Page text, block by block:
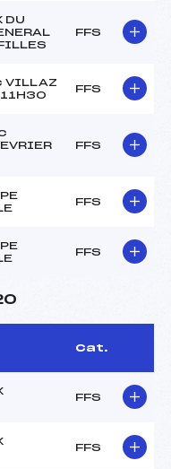
DU
FFS
VILLAZ
11H30
FFS
FFS
FFS
FFS
Cat.
FFS
FFS